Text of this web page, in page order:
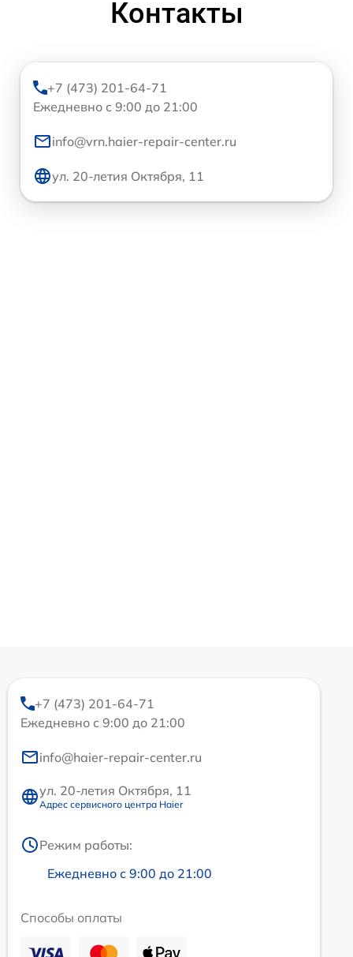
Контакты
+7 (473) 201-64-71
Ежедневно с 9:00 до 21:00
info@vrn.haier-repair-center.ru
ул. 20-летия Октября, 11
+7 (473) 201-64-71
Ежедневно с 9:00 до 21:00
info@haier-repair-center.ru
ул. 20-летия Октября, 11
Адрес сервисного центра Haier
Режим работы:
Ежедневно с 9:00 до 21:00
Способы оплаты